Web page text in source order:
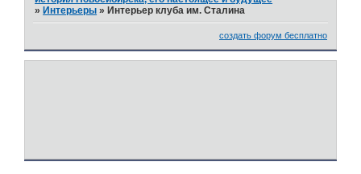
»Интерьеры »Интерьер клуба им. Сталина
создать форум бесплатно